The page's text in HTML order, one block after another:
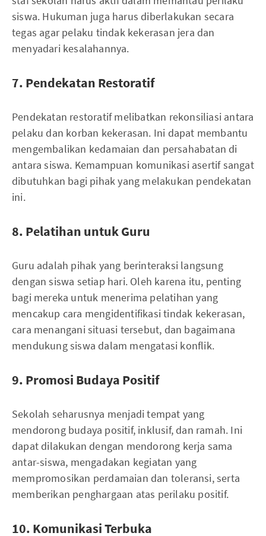
siswa. Hukuman juga harus diberlakukan secara
tegas agar pelaku tindak kekerasan jera dan
menyadari kesalahannya.
7. Pendekatan Restoratif
Pendekatan restoratif melibatkan rekonsiliasi antara
pelaku dan korban kekerasan. Ini dapat membantu
mengembalikan kedamaian dan persahabatan di
antara siswa. Kemampuan komunikasi asertif sangat
dibutuhkan bagi pihak yang melakukan pendekatan
ini.
8. Pelatihan untuk Guru
Guru adalah pihak yang berinteraksi langsung
dengan siswa setiap hari. Oleh karena itu, penting
bagi mereka untuk menerima pelatihan yang
mencakup cara mengidentifikasi tindak kekerasan,
cara menangani situasi tersebut, dan bagaimana
mendukung siswa dalam mengatasi konflik.
9. Promosi Budaya Positif
Sekolah seharusnya menjadi tempat yang
mendorong budaya positif, inklusif, dan ramah. Ini
dapat dilakukan dengan mendorong kerja sama
antar-siswa, mengadakan kegiatan yang
mempromosikan perdamaian dan toleransi, serta
memberikan penghargaan atas perilaku positif.
10. Komunikasi Terbuka